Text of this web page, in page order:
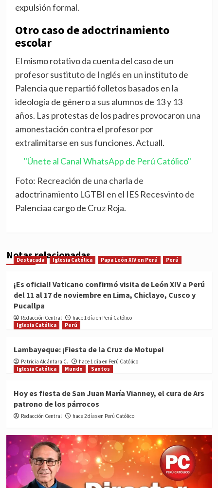
expulsión formal.
Otro caso de adoctrinamiento
escolar
El mismo rotativo da cuenta del caso de un
profesor sustituto de Inglés en un instituto de
Palencia que repartió folletos basados en la
ideología de género a sus alumnos de 13 y 13
años. Las protestas de los padres provocaron una
amonestación contra el profesor por
extralimitarse en sus funciones. Actuall.
"Únete al Canal WhatsApp de Perú Católico"
Foto: Recreación de una charla de
adoctrinamiento LGTBI en el IES Recesvinto de
Palenciaa cargo de Cruz Roja.
Notas relacionadas
Destacada Iglesia Católica Papa León XIV en Perú Perú
¡Es oficial! Vaticano confirmó visita de León XIV a Perú
del 11 al 17 de noviembre en Lima, Chiclayo, Cusco y
Pucallpa
Redacción Central
hace 1 día en Perú Católico
Iglesia Católica
Perú
Lambayeque: ¡Fiesta de la Cruz de Motupe!
Patricia Alcántara C.
hace 1 día en Perú Católico
Iglesia Católica
Mundo Santos
Hoy es fiesta de San Juan María Vianney, el cura de Ars
patrono de los párrocos
Redacción Central hace 2 días en Perú Católico